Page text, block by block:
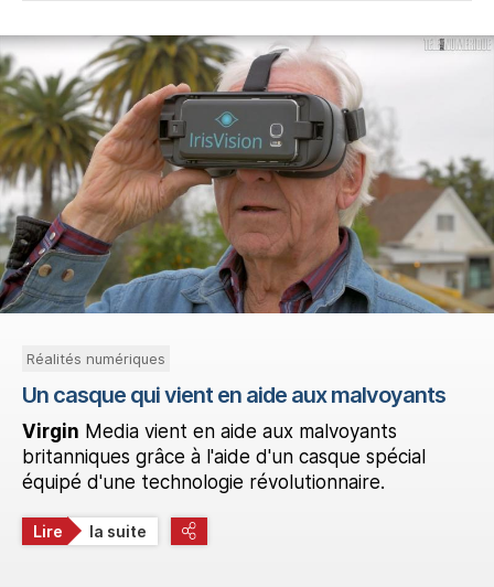
Réalités numériques
Un casque qui vient en aide aux malvoyants
Virgin Media vient en aide aux malvoyants
britanniques grâce à l'aide d'un casque spécial
équipé d'une technologie révolutionnaire.
Lire la suite